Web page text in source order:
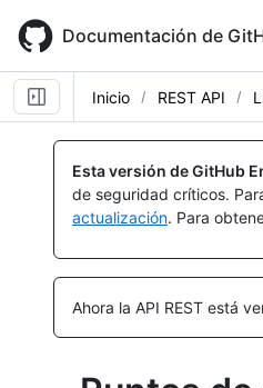
main
content
Documentación de
Inicio REST API
Esta versión de GitHub
de seguridad críticos.
actualización. Para
Ahora la API REST está